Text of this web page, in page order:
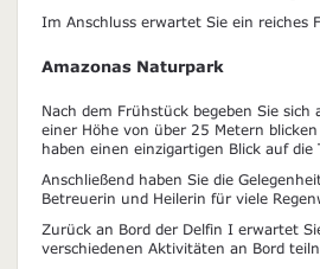
Im Anschluss erwartet Sie ein reiches
Amazonas Naturpark
Nach dem Frühstück begeben Sie
einer Höhe von über 25 Metern
haben einen einzigartigen Blick auf
Anschließend haben Sie die
Betreuerin und Heilerin für viele
Zurück an Bord der Delfin I erwartet
verschiedenen Aktivitäten an Bord